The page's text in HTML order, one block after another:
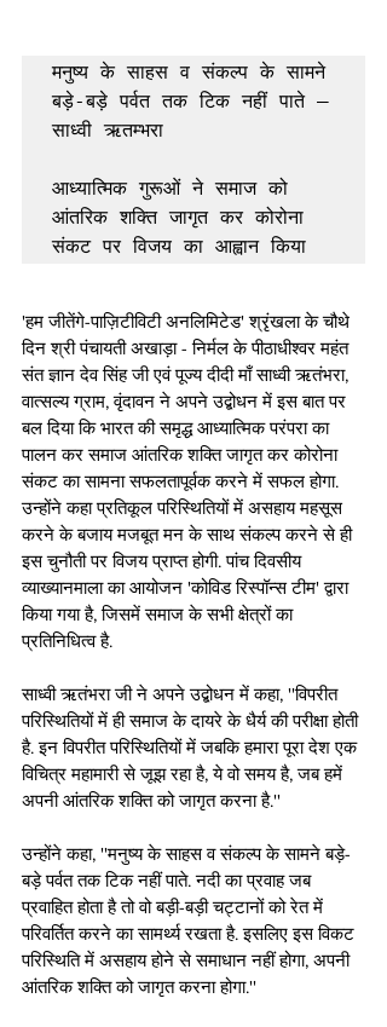
मनुष्य के साहस व संकल्प के सामने
बड़े-बड़े पर्वत तक टिक नहीं पाते –
साध्वी ऋतम्भरा
आध्यात्मिक गुरूओं ने समाज को
आंतरिक शक्ति जागृत कर कोरोना
संकट पर विजय का आह्वान किया
'हम जीतेंगे-पाज़िटीविटी अनलिमिटेड' श्रृंखला के चौथे
दिन श्री पंचायती अखाड़ा - निर्मल के पीठाधीश्वर महंत
संत ज्ञान देव सिंह जी एवं पूज्य दीदी माँ साध्वी ऋतंभरा,
वात्सल्य ग्राम, वृंदावन ने अपने उद्बोधन में इस बात पर
बल दिया कि भारत की समृद्ध आध्यात्मिक परंपरा का
पालन कर समाज आंतरिक शक्ति जागृत कर कोरोना
संकट का सामना सफलतापूर्वक करने में सफल होगा.
उन्होंने कहा प्रतिकूल परिस्थितियों में असहाय महसूस
करने के बजाय मजबूत मन के साथ संकल्प करने से ही
इस चुनौती पर विजय प्राप्त होगी. पांच दिवसीय
व्याख्यानमाला का आयोजन 'कोविड रिस्पॉन्स टीम' द्वारा
किया गया है, जिसमें समाज के सभी क्षेत्रों का
प्रतिनिधित्व है.
साध्वी ऋतंभरा जी ने अपने उद्बोधन में कहा, ''विपरीत
परिस्थितियों में ही समाज के दायरे के धैर्य की परीक्षा होती
है. इन विपरीत परिस्थितियों में जबकि हमारा पूरा देश एक
विचित्र महामारी से जूझ रहा है, ये वो समय है, जब हमें
अपनी आंतरिक शक्ति को जागृत करना है.''
उन्होंने कहा, ''मनुष्य के साहस व संकल्प के सामने बड़े-
बड़े पर्वत तक टिक नहीं पाते. नदी का प्रवाह जब
प्रवाहित होता है तो वो बड़ी-बड़ी चट्टानों को रेत में
परिवर्तित करने का सामर्थ्य रखता है. इसलिए इस विकट
परिस्थिति में असहाय होने से समाधान नहीं होगा, अपनी
आंतरिक शक्ति को जागृत करना होगा.''